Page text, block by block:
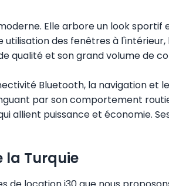
Elle arbore un look
utilisation des fenêtres à l'intérieur,
qualité et son grand volume de
Bluetooth, la navigation
par son comportement
allient puissance et économie.
la Turquie